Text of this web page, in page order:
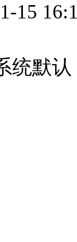
15
统默认